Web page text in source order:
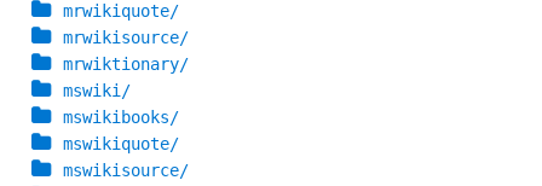
mrwikiquote/
mrwikisource/
mrwiktionary/
mswiki/
mswikibooks/
mswikiquote/
mswikisource/